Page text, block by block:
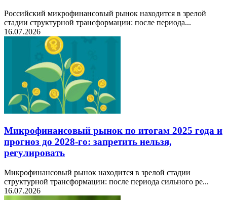
Российский микрофинансовый рынок находится в зрелой
стадии структурной трансформации: после периода...
16.07.2026
Микрофинансовый рынок по итогам 2025 года и
прогноз до 2028-го: запретить нельзя,
регулировать
Микрофинансовый рынок находится в зрелой стадии
структурной трансформации: после периода сильного ре...
16.07.2026